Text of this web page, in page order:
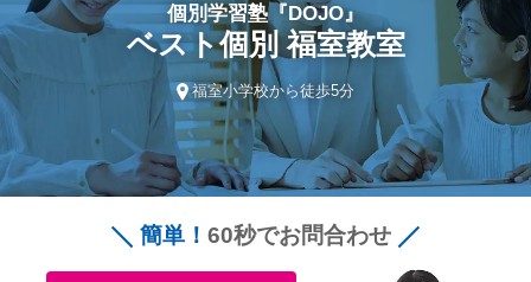
個別学習塾『DOJO』
ベスト個別 福室教室
福室小学校から徒歩5分
簡単！ 60秒でお問合わせ